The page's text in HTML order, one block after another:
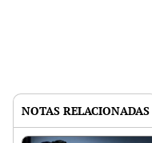
NOTAS RELACIONADAS